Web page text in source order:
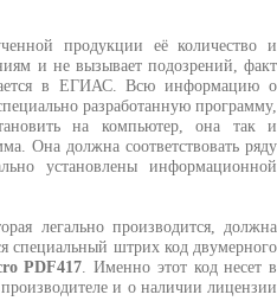
продукции её количество и
и не вызывает подозрений, факт
в ЕГИАС. Всю информацию о
разработанную программу,
на компьютер, она так и
Она должна соответствовать ряду
установлены информационной
легально производится, должна
специальный штрих код двумерного
PDF417 . Именно этот код несет в
и о наличии лицензии